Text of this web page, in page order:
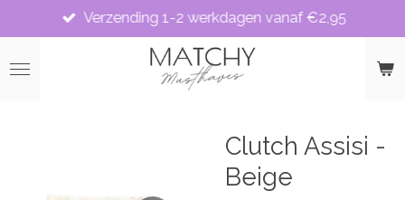
direct
naar
Verzending 1-2 werkdagen vanaf €2,95
Clutch Assisi -
Beige